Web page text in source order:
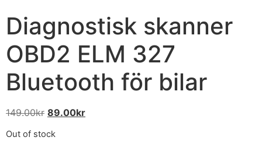
Diagnostisk skanner
OBD2 ELM 327
Bluetooth för bilar
149.00kr 89.00kr
Out of stock